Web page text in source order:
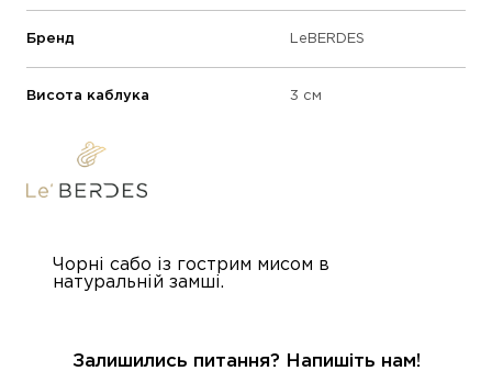
Бренд LeBERDES
Висота каблука 3 см
Чорні сабо із гострим мисом в
натуральній замші.
Залишились питання? Напишіть нам!